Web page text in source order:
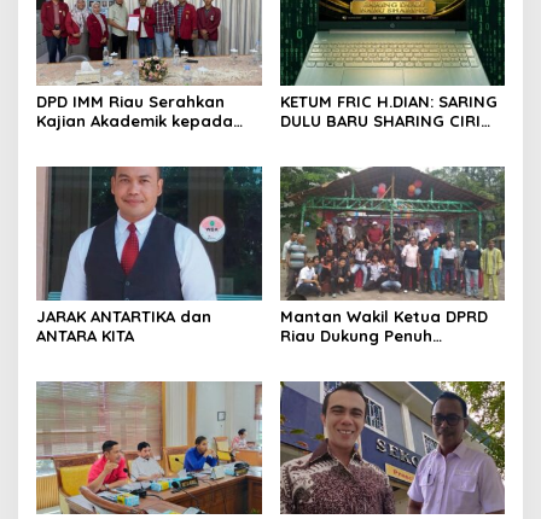
DPD IMM Riau Serahkan
Kajian Akademik kepada
KETUM FRIC H.DIAN: SARING
DULU BARU SHARING CIRI
JARAK ANTARTIKA dan
ANTARA KITA
Mantan Wakil Ketua DPRD
Riau Dukung Penuh
Kabupaten Kepulauan
Meranti